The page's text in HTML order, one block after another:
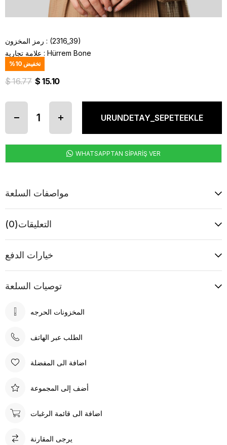
رمز المخزون
(2316_39)
علامة تجارية : Hürrem Bone
%10 تخفيض
$ 16.77 $ 15.10
WHATSAPPTAN SİPARİŞ VER
مواصفات السلعة
التعليقات(0)
خيارات الدفع
توصيات السلعة
الطلب عبر الهاتف
اضافة الى المفضلة
أضف إلى المجموعة
اضافة الى قائمة الرغبات
يرجى المقارنة